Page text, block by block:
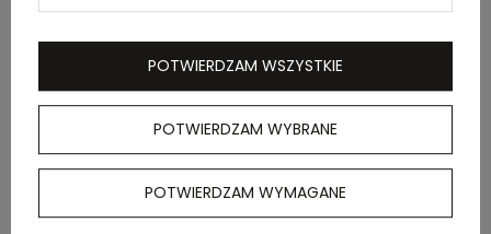
Wymiary
kartonu
zewnętrznego
77 x 38 x 29 cm
OPIS
Płócienny kapelusz typu bucket, wykonany w
POTWIERDZAM WYBRANE
POTWIERDZAM WYMAGANE
POTWIERDZAM WSZYSTKIE